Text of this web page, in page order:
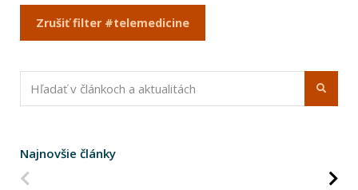
Zrušiť filter #telemedicine
Najnovšie články